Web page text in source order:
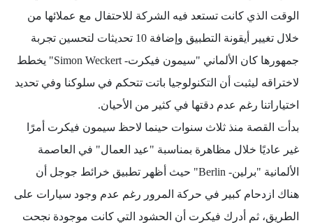
الوقت الذي كانت تستعد فيه الشركة للاحتفال مع عملائها من
خلال تغيير أيقونة التطبيق وإضافة 10 تحديثات لتحسين تجربة
جمهورها كان الألماني "سيمون فيكرت- Simon Weckert" يخطط
لاختراقه ليثبت أن التكنولوجيا باتت تتحكم في سلوكنا وفي تحديد
اختياراتنا رغم عدم دقتها في كثير من الأحيان.
بدأت القصة منذ ثلاث سنوات حينما لاحظ سيمون فيكرت أمرًا
غير عاديًا خلال مظاهرة بمناسبة "عيد العمال" في العاصمة
الألمانية "برلين- Berlin" حيث أظهر تطبيق خرائط جوجل أن
هناك ازدحام كبير في حركة المرور رغم عدم وجود سيارات على
الطريق، ثم أدرك فيكرت أن الحشود التي كانت موجودة نجحت